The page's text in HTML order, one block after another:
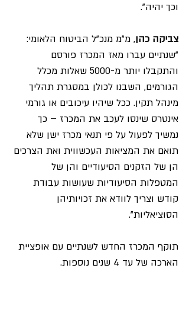
וכך יהיה".
צביקה כהן, מ"מ מנכ"ל הביטוח הלאומי:
"שנתיים עברו מאז המכרז פורסם
והתקבלו יותר מ-5000 שאלות מכלל
הגורמים, השבנו לכולן במסגרת תהליך
מינהל תקין. ככל שיהיו עיכובים או גורמי
אינטרס שינסו לעכב את המכרז – כך
נמשיך לפעול על פי תנאי מכרז ישן שלא
תואם את המציאות העכשווית ואת הצרכים
הן של הזקנים הסיעודיים והן של
המטפלות הסיעודיות שעושות עבודת
קודש וצריך לוודא את זכויותיהן
הסוציאליות".
תוקף המכרז החדש לשנתיים עם אופציית
הארכה של עד 4 שנים נוספות.